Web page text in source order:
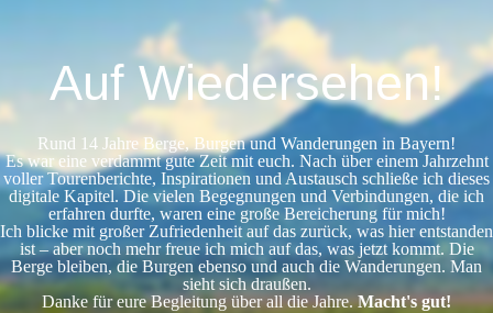
Auf Wiedersehen!
Rund 14 Jahre Berge, Burgen und Wanderungen in Bayern!
Es war eine verdammt gute Zeit mit euch. Nach über einem Jahrzehnt
voller Tourenberichte, Inspirationen und Austausch schließe ich dieses
digitale Kapitel. Die vielen Begegnungen und Verbindungen, die ich
erfahren durfte, waren eine große Bereicherung für mich!
Ich blicke mit großer Zufriedenheit auf das zurück, was hier entstanden
ist – aber noch mehr freue ich mich auf das, was jetzt kommt. Die
Berge bleiben, die Burgen ebenso und auch die Wanderungen. Man
sieht sich draußen.
Danke für eure Begleitung über all die Jahre.Macht's gut!